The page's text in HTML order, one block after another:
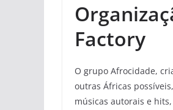
Factory
O grupo Afrocidade,
outras Áfricas
músicas autorais e hits,